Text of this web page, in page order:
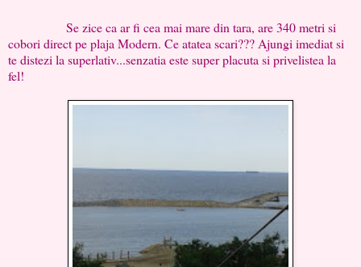
Se zice ca ar fi cea mai mare din tara, are 340 metri si
cobori direct pe plaja Modern. Ce atatea scari??? Ajungi imediat si
te distezi la superlativ...senzatia este super placuta si privelistea la
fel!